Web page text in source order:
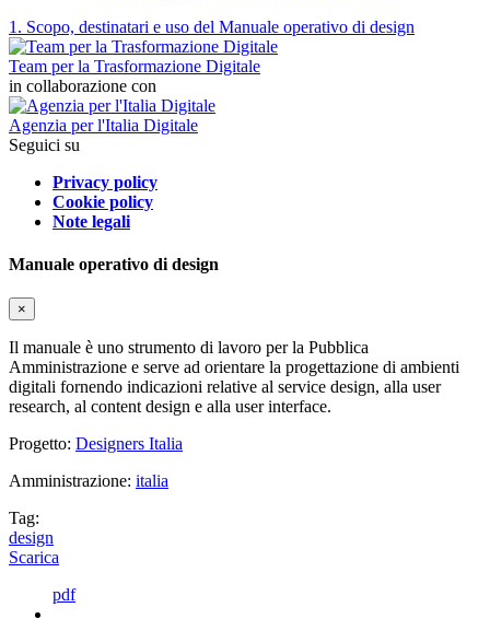
1. Scopo, destinatari e uso del Manuale operativo di design
Team per la Trasformazione Digitale
in collaborazione con
Agenzia per l'Italia Digitale
Seguici su
Privacy policy
Cookie policy
Note legali
Manuale operativo di design
×
Il manuale è uno strumento di lavoro per la Pubblica
Amministrazione e serve ad orientare la progettazione di ambienti
digitali fornendo indicazioni relative al service design, alla user
research, al content design e alla user interface.
Progetto: Designers Italia
Amministrazione: italia
Tag:
design
Scarica
pdf